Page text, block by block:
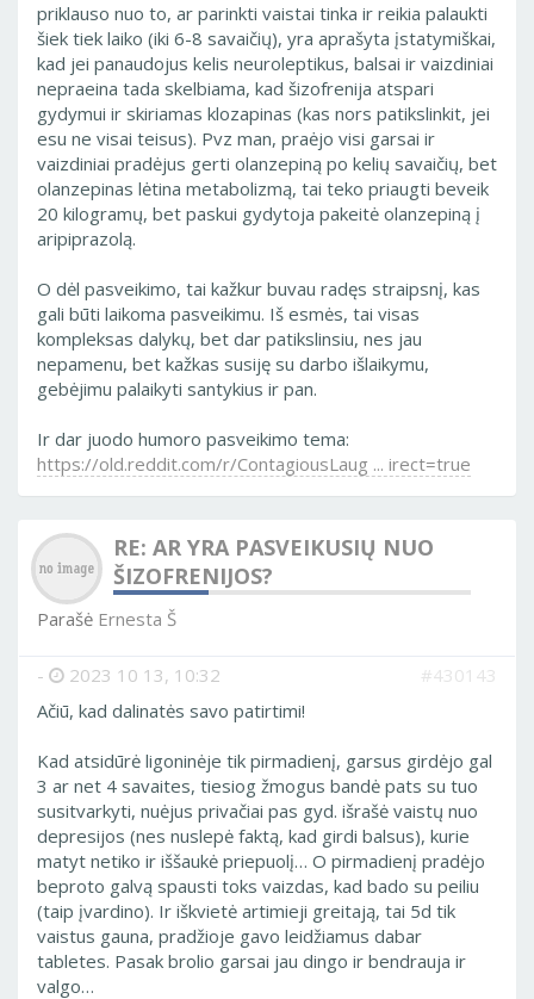
priklauso nuo to, ar parinkti vaistai tinka ir reikia palaukti
šiek tiek laiko (iki 6-8 savaičių), yra aprašyta įstatymiškai,
kad jei panaudojus kelis neuroleptikus, balsai ir vaizdiniai
nepraeina tada skelbiama, kad šizofrenija atspari
gydymui ir skiriamas klozapinas (kas nors patikslinkit, jei
esu ne visai teisus). Pvz man, praėjo visi garsai ir
vaizdiniai pradėjus gerti olanzepiną po kelių savaičių, bet
olanzepinas lėtina metabolizmą, tai teko priaugti beveik
20 kilogramų, bet paskui gydytoja pakeitė olanzepiną į
aripiprazolą.
O dėl pasveikimo, tai kažkur buvau radęs straipsnį, kas
gali būti laikoma pasveikimu. Iš esmės, tai visas
kompleksas dalykų, bet dar patikslinsiu, nes jau
nepamenu, bet kažkas susiję su darbo išlaikymu,
gebėjimu palaikyti santykius ir pan.
Ir dar juodo humoro pasveikimo tema:
https://old.reddit.com/r/ContagiousLaug ... irect=true
RE: AR YRA PASVEIKUSIŲ NUO
ŠIZOFRENIJOS?
Parašė Ernesta Š
- 2023 10 13, 10:32
#430143
Ačiū, kad dalinatės savo patirtimi!
Kad atsidūrė ligoninėje tik pirmadienį, garsus girdėjo gal
3 ar net 4 savaites, tiesiog žmogus bandė pats su tuo
susitvarkyti, nuėjus privačiai pas gyd. išrašė vaistų nuo
depresijos (nes nuslepė faktą, kad girdi balsus), kurie
matyt netiko ir iššaukė priepuolį… O pirmadienį pradėjo
beproto galvą spausti toks vaizdas, kad bado su peiliu
(taip įvardino). Ir iškvietė artimieji greitają, tai 5d tik
vaistus gauna, pradžioje gavo leidžiamus dabar
tabletes. Pasak brolio garsai jau dingo ir bendrauja ir
valgo…